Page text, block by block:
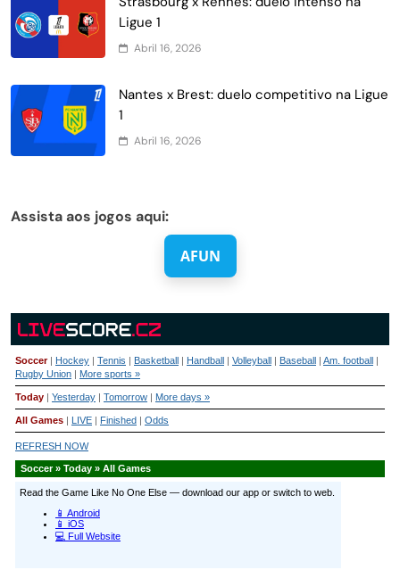
Ligue 1
Abril 16, 2026
Nantes x Brest: duelo competitivo na Ligue
1
Abril 16, 2026
Assista aos jogos aqui:
AFUN